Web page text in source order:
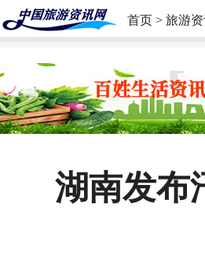
首页 > 旅游
湖南发布